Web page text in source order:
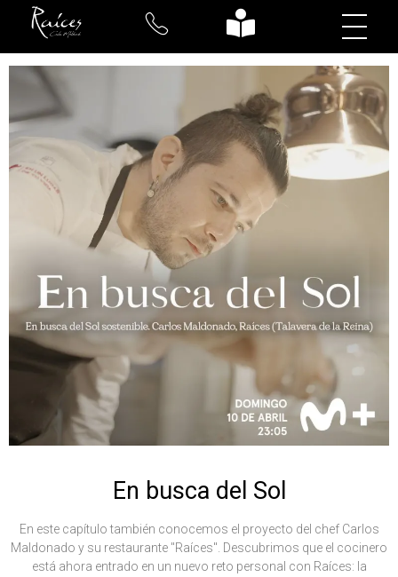
Restaurante Raices
Tradición, Vanguardia y Mundo
En busca del Sol
En este capítulo también conocemos el proyecto del chef Carlos
Maldonado y su restaurante "Raíces". Descubrimos que el cocinero
está ahora entrado en un nuevo reto personal con Raíces: la